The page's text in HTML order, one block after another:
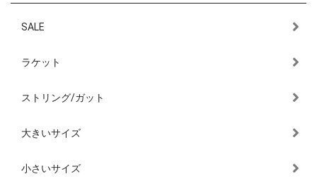
SALE
ラケット
ストリング/ガット
大きいサイズ
小さいサイズ